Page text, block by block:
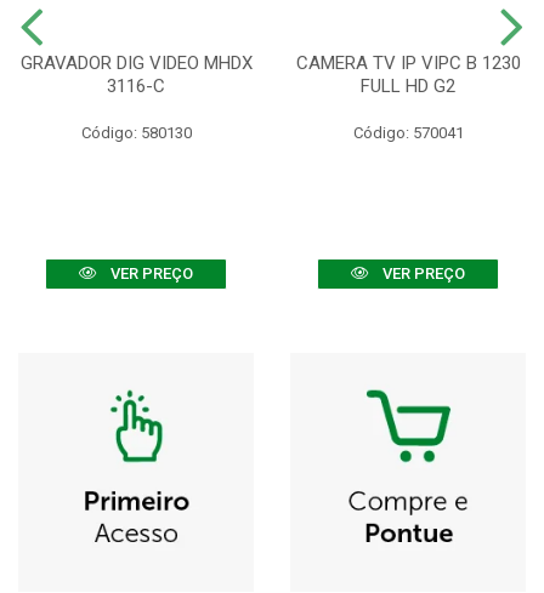
GRAVADOR DIG VIDEO MHDX
3116-C
Código: 580130
VER PREÇO
CAMERA TV IP VIPC B 1230
FULL HD G2
Código: 570041
VER PREÇO